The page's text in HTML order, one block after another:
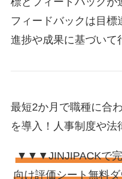
フィードバックは目標
進捗や成果に基づいて
最短2か月で職種に合
を導入！人事制度や法
▼▼▼JINJIPACKで完
向け評価シート無料